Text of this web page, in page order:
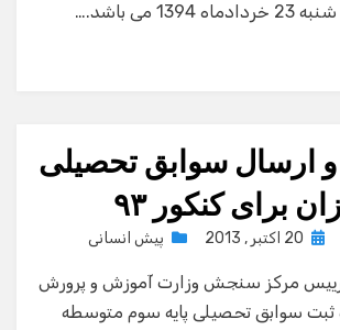
ارسال سوابق تحصیلی
برای کنکور ۹۳
Posted
20 اکتبر , 2013 پیش انسانی
رییس مرکز سنجش وزارت آموزش و پرورش
ثبت سوابق تحصیلی پایه سوم متوسطه